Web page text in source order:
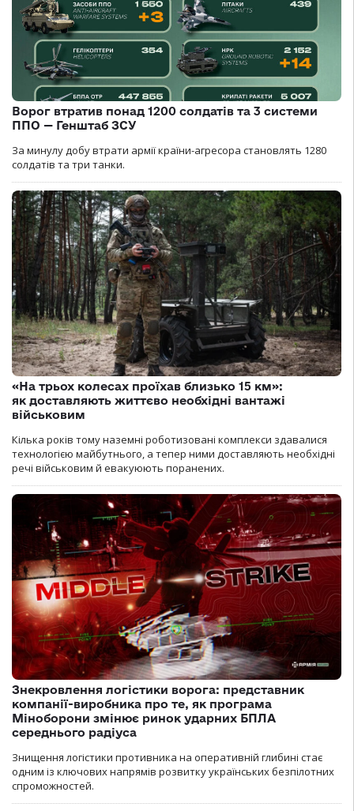
Ворог втратив понад 1200 солдатів та 3 системи
ППО — Генштаб ЗСУ
За минулу добу втрати армії країни-агресора становлять 1280
солдатів та три танки.
«На трьох колесах проїхав близько 15 км»:
як доставляють життєво необхідні вантажі
військовим
Кілька років тому наземні роботизовані комплекси здавалися
технологією майбутнього, а тепер ними доставляють необхідні
речі військовим й евакуюють поранених.
Знекровлення логістики ворога: представник
компанії-виробника про те, як програма
Міноборони змінює ринок ударних БПЛА
середнього радіуса
Знищення логістики противника на оперативній глибині стає
одним із ключових напрямів розвитку українських безпілотних
спроможностей.